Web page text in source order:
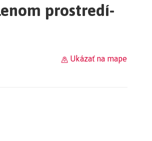
prostredí-
Ukázať na mape